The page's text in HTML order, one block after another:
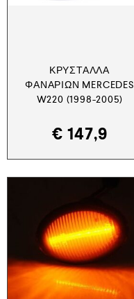
ΚΡΎΣΤΑΛΛΑ
ΦΑΝΑΡΙΏΝ MERCEDES
W220 (1998-2005)
€ 147,9